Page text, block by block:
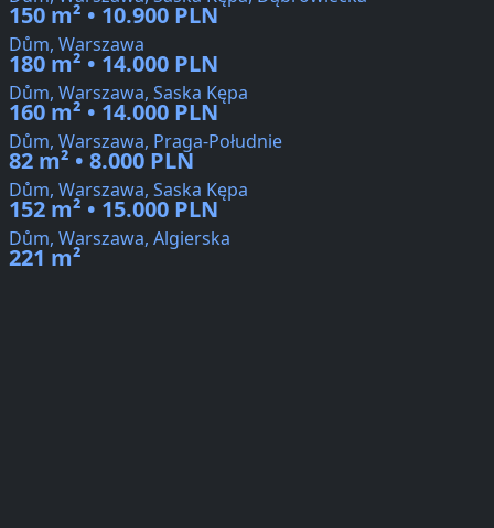
150 m² • 10.900 PLN
Dům, Warszawa
180 m² • 14.000 PLN
Dům, Warszawa, Saska Kępa
160 m² • 14.000 PLN
Dům, Warszawa, Praga-Południe
82 m² • 8.000 PLN
Dům, Warszawa, Saska Kępa
152 m² • 15.000 PLN
Dům, Warszawa, Algierska
221 m²